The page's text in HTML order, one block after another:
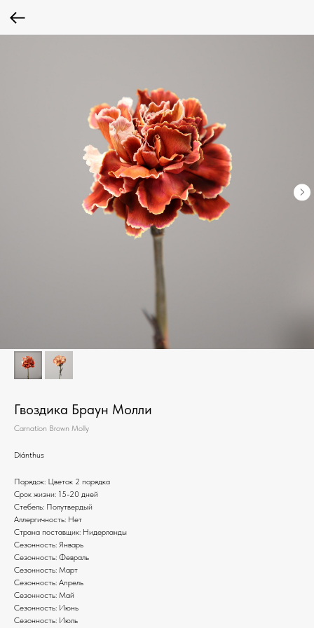
Гвоздика Браун Молли
Carnation Brown Molly
Diánthus
Порядок: Цветок 2 порядка
Срок жизни: 15-20 дней
Стебель: Полутвердый
Аллергичность: Нет
Страна поставщик: Нидерланды
Сезонность: Январь
Сезонность: Февраль
Сезонность: Март
Сезонность: Апрель
Сезонность: Май
Сезонность: Июнь
Сезонность: Июль